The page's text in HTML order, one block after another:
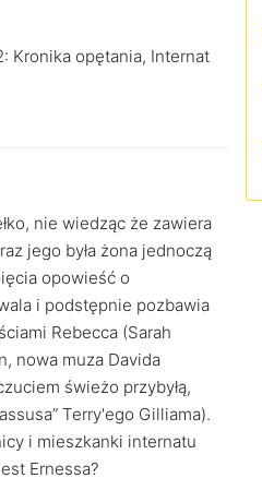
Kronika opętania, Internat
nie wiedząc że zawiera
jego była żona jednoczą
opowieść o
i podstępnie pozbawia
Rebecca (Sarah
nowa muza Davida
świeżo przybyłą,
Terry'ego Gilliama).
i mieszkanki internatu
Ernessa?